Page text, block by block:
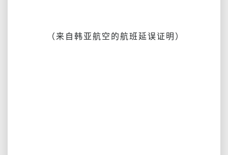
（来自韩亚航空的航班延误证明）